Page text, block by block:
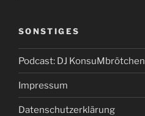
SONSTIGES
Podcast: DJ KonsuMbrötchen
Impressum
Datenschutzerklärung